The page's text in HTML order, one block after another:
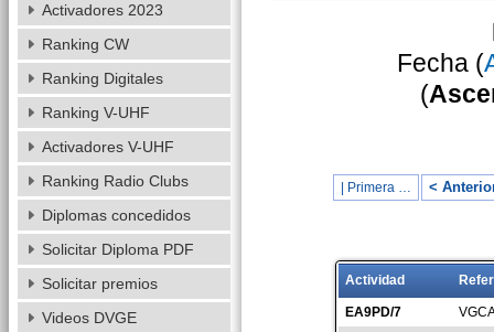
Fecha (
(
| Primera … <
Actividad
EA9PD/7
Activadores 2023
Ranking CW
Ranking Digitales
Ranking V-UHF
Activadores V-UHF
Ranking Radio Clubs
Diplomas concedidos
Solicitar Diploma PDF
Solicitar premios
Videos DVGE